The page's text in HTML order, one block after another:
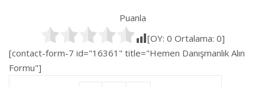
Puanla
[OY: 0 Ortalama: 0]
[contact-form-7 id="16361" title="Hemen Danışmanlık Alın
Formu"]